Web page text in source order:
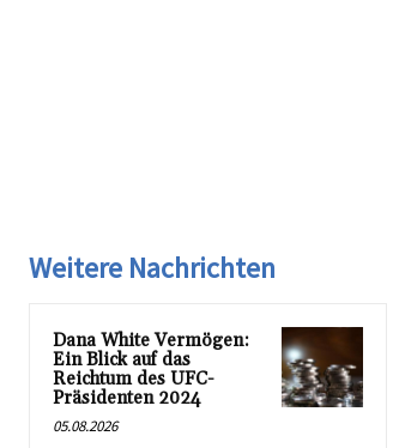
Weitere Nachrichten
Dana White Vermögen:
Ein Blick auf das
Reichtum des UFC-
Präsidenten 2024
05.08.2026